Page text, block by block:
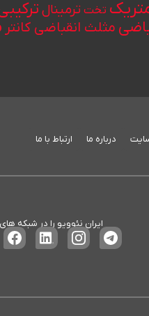
تختترمینال
مثلث انقباضی کانتر
درباره ما ارتباط با ما
ایران نئوویو را در شبکه